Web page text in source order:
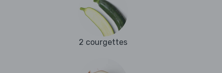
2 courgettes